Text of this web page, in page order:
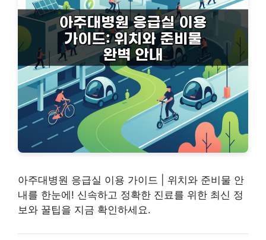
아주대병원 응급실 이용 가이드 | 위치와 준비물 안
내를 한눈에! 신속하고 정확한 진료를 위한 최신 정
보와 꿀팁을 지금 확인하세요.